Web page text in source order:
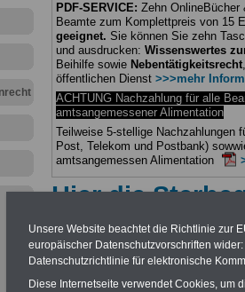
PDF-SERVICE: Zehn
Beamte zum Komplettpreis von 15
geeignet. Sie können Sie zehn
und ausdrucken: Wissenswertes
Beihilfe sowie Nebentätigkeitsrecht
öffentlichen Dienst >>>mehr
ACHTUNG Nachzahlung für alle
amtsangemessener Alimentation
Teilweise 5-stellige Nachzahlungen
Post, Telekom und Postbank)
amtsangemessen Alimentation
Hier die
abschließen!
Unsere Website beachtet die Richtlinie zur
europäischer Datenschutzvorschriften
Datenschutzrichtlinie für elektronische
Diese Internetseite verwendet Cookies, um